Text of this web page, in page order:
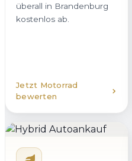
überall in Brandenburg
kostenlos ab.
Jetzt Motorrad
bewerten